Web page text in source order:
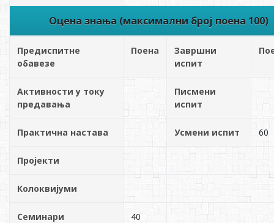
Оцена знања (максимални број поена 100)
Предиспитне
обавезе
Поена
Завршни
испит
Активности у току
предавања
Писмени
испит
Практична настава Усмени испит 60
Пројекти
Колоквијуми
Семинари 40